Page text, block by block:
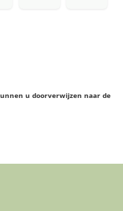
u doorverwijzen naar de